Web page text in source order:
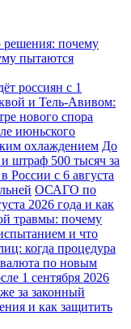
решения: почему
пытаются
россиян с 1
и Тель-Авивом:
нового спора
июньского
охлаждением До
штраф 500 тысяч за
России с 6 августа
ОСАГО по
2026 года и как
травмы: почему
и что
когда процедура
по новым
1 сентября 2026
за законный
и как защитить